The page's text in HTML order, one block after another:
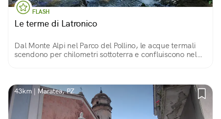
FLASH
Le terme di Latronico
Dal Monte Alpi nel Parco del Pollino, le acque termali
scendono per chilometri sottoterra e confluiscono nel
43km | Maratea, PZ